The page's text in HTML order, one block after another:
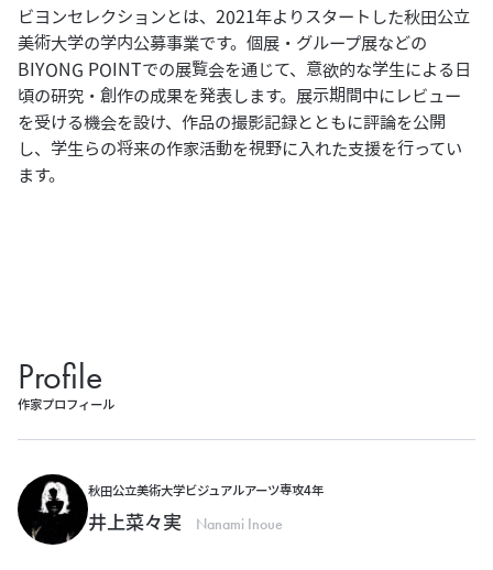
ビヨンセレクションとは、2021年よりスタートした秋田公立
美術大学の学内公募事業です。個展・グループ展などの
BIYONG POINTでの展覧会を通じて、意欲的な学生による日
頃の研究・創作の成果を発表します。展示期間中にレビュー
を受ける機会を設け、作品の撮影記録とともに評論を公開
し、学生らの将来の作家活動を視野に入れた支援を行ってい
ます。
Profile
作家プロフィール
秋田公立美術大学ビジュアルアーツ専攻4年
井上菜々実 Nanami Inoue